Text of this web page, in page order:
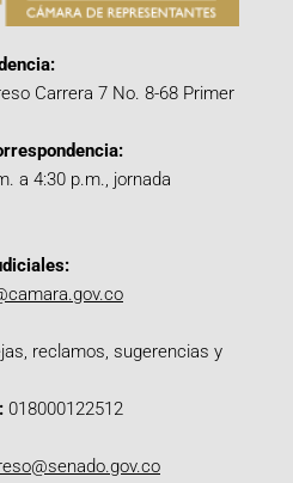
Carrera 7 No. 8-68 Primer
a 4:30 p.m., jornada
reclamos, sugerencias y
018000122512